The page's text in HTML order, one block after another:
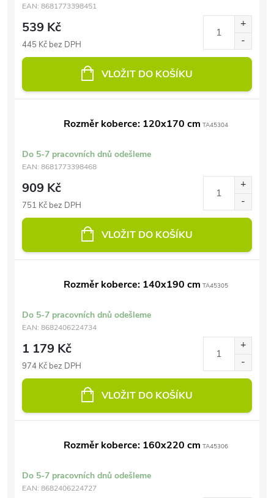
EAN: 8681773398451
539 Kč
445 Kč bez DPH
VLOŽIT DO KOŠÍKU
Rozměr koberce: 120x170 cm TA45304
Do 5-7 pracovních dnů odešleme
EAN: 8681773398468
909 Kč
751 Kč bez DPH
VLOŽIT DO KOŠÍKU
Rozměr koberce: 140x190 cm TA45305
Do 5-7 pracovních dnů odešleme
EAN: 8682406224734
1 179 Kč
974 Kč bez DPH
VLOŽIT DO KOŠÍKU
Rozměr koberce: 160x220 cm TA45306
Do 5-7 pracovních dnů odešleme
EAN: 8682406224727